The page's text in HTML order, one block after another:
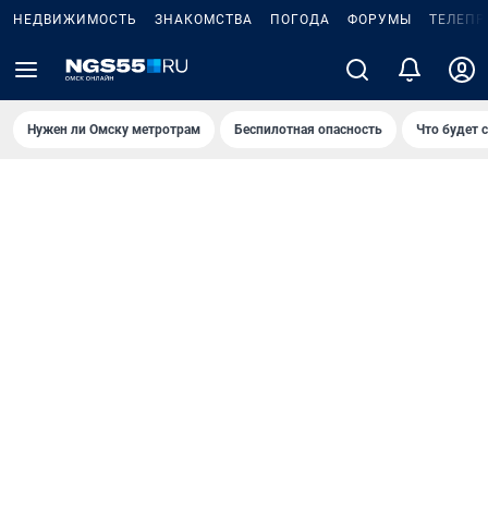
НЕДВИЖИМОСТЬ ЗНАКОМСТВА ПОГОДА ФОРУМЫ
Нужен ли Омску метротрам Беспилотная опасность Что будет